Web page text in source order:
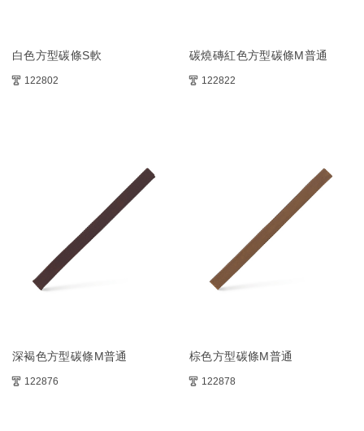
白色方型碳條S軟
122802
碳燒磚紅色方型碳條M普通
122822
深褐色方型碳條M普通
122876
棕色方型碳條M普通
122878